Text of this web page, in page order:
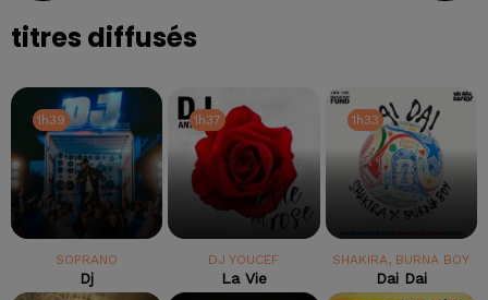
titres diffusés
1h39
1h39
SOPRANO
Dj
1h37
1h37
DJ YOUCEF
La Vie
1h33
1h33
SHAKIRA, BURNA BOY
Dai Dai